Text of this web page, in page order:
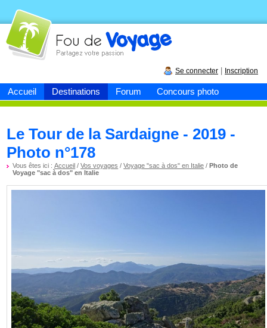
Accueil Destinations Forum Concours photo
Fou devoyage
Se connecter Inscription
Le Tour de la Sardaigne - 2019 -
Photo n°178
Vous êtes ici :Accueil /Vos voyages /Voyage "sac à dos" en Italie /Photo de
Voyage "sac à dos" en Italie